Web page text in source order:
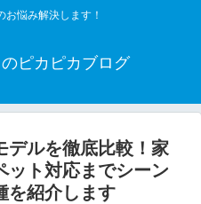
お悩み解決します！
ピカピカブログ
ルを徹底比較！家
ット対応までシーン
を紹介します